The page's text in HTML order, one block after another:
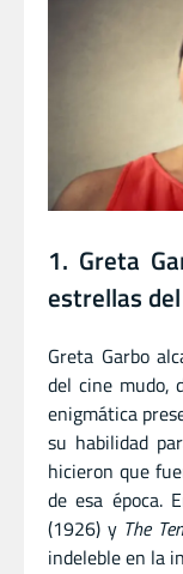
1. Greta
estrellas
Greta Garbo
del cine mudo,
enigmática
su habilidad
hicieron que
de esa época.
(1926) y The
indeleble en la